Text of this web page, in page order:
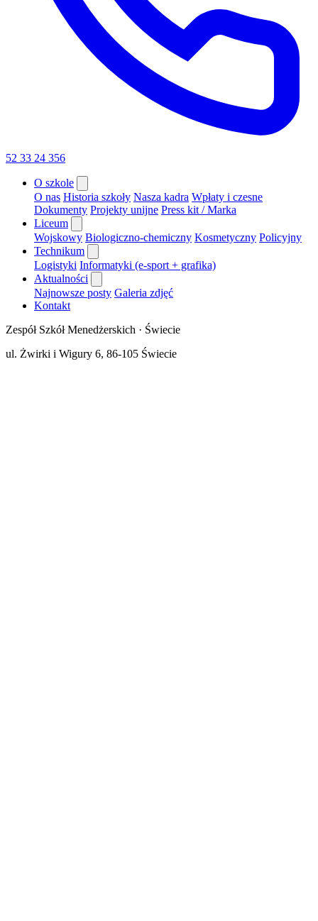
52 33 24 356
O szkole
O nas Historia szkoły Nasza kadra Wpłaty i czesne
Dokumenty Projekty unijne Press kit / Marka
Liceum
Wojskowy Biologiczno-chemiczny Kosmetyczny Policyjny
Technikum
Logistyki Informatyki (e-sport + grafika)
Aktualności
Najnowsze posty Galeria zdjęć
Kontakt
Zespół Szkół Menedżerskich · Świecie
ul. Żwirki i Wigury 6, 86-105 Świecie